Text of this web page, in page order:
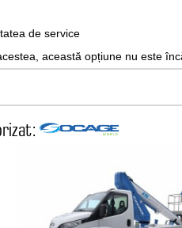
de service
această opțiune nu este